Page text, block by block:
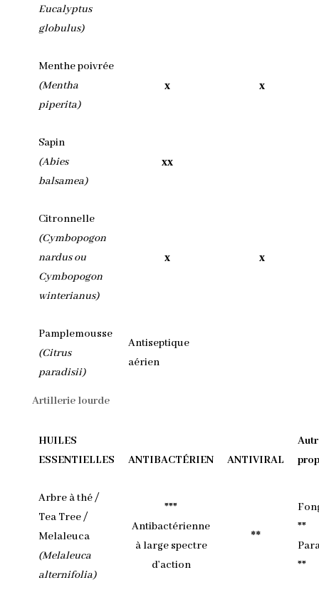
Eucalyptus
globulus)
Menthe poivrée
(Mentha
piperita)
x x
Sapin
(Abies
balsamea)
xx
Citronnelle
(Cymbopogon
nardus ou
Cymbopogon
winterianus)
x x
Pamplemousse
(Citrus
paradisii)
Antiseptique
aérien
Artillerie lourde
HUILES
ESSENTIELLES
ANTIBACTÉRIEN ANTIVIRAL
Arbre à thé /
Tea Tree /
Melaleuca
(Melaleuca
alternifolia)
***
Antibactérienne
à large spectre
d’action
**
**
**